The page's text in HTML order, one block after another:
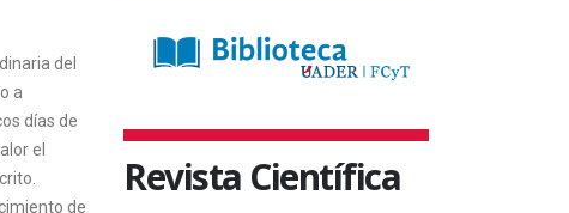
del
a
días de
el
de
Revista Científica